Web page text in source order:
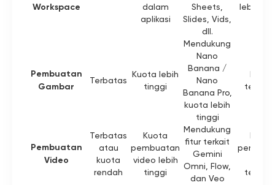
Workspace
dalam
aplikasi
Sheets,
Slides, Vids,
dll.
lebih
Pembuatan
Gambar
Terbatas
Kuota lebih
tinggi
Mendukung
Nano
Banana /
Nano
Banana Pro,
kuota lebih
tinggi
Kuota
Pembuatan
Video
Terbatas
atau
kuota
rendah
Kuota
pembuatan
video lebih
tinggi
Mendukung
fitur terkait
Gemini
Omni, Flow,
dan Veo
Kuota